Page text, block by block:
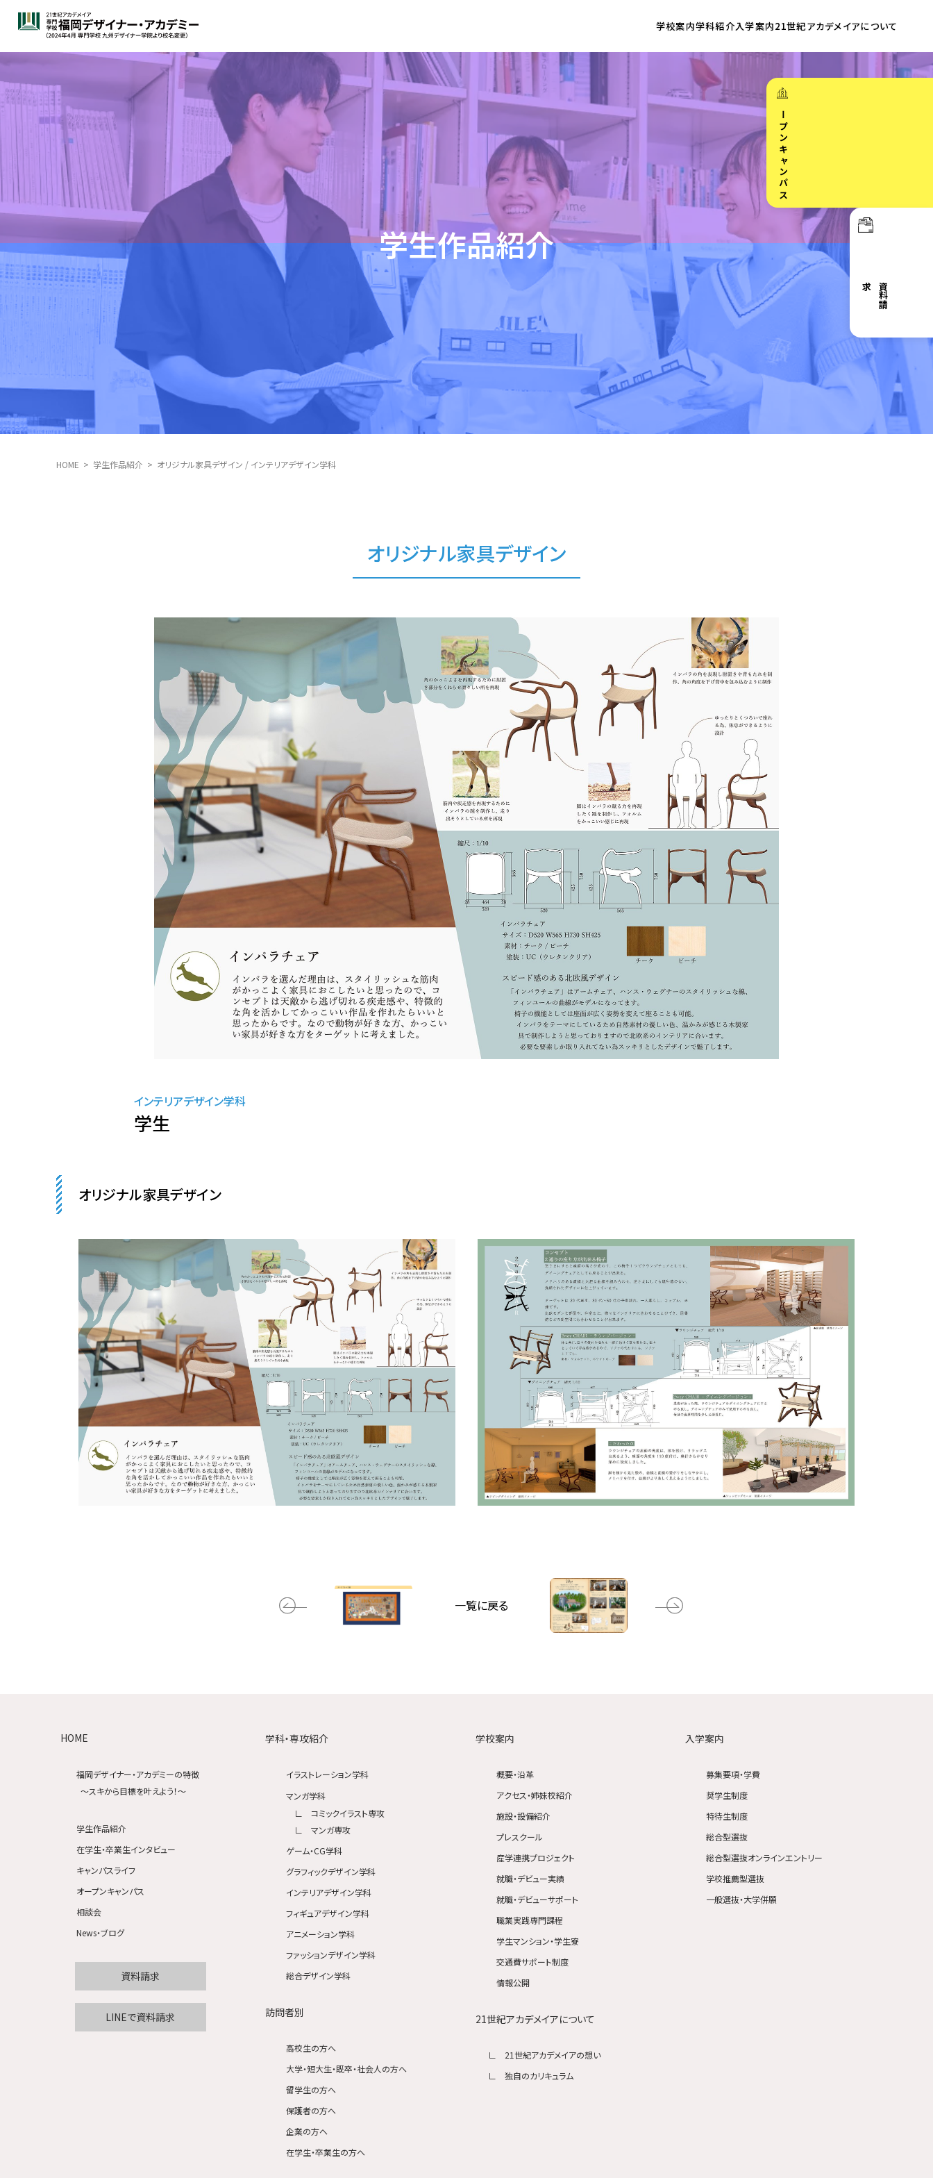
学生作品紹介
HOME 学生作品紹介 オリジナル家具デザイン / インテリアデザイン学科
オリジナル家具デザイン
インテリアデザイン学科
学生
オリジナル家具デザイン
一覧に戻る
オープンキャンパス
資
料
請
求
学校案内学科紹介入学案内21世紀アカデメイアについて
HOME
福岡デザイナー・アカデミーの特徴
〜スキから目標を叶えよう！〜
学生作品紹介
在学生・卒業生インタビュー
キャンパスライフ
オープンキャンパス
相談会
News・ブログ
資料請求
LINEで資料請求
学科・専攻紹介
イラストレーション学科
マンガ学科
コミックイラスト専攻
マンガ専攻
ゲーム・CG学科
グラフィックデザイン学科
インテリアデザイン学科
フィギュアデザイン学科
アニメーション学科
ファッションデザイン学科
総合デザイン学科
訪問者別
高校生の方へ
大学・短大生・既卒・社会人の方へ
留学生の方へ
保護者の方へ
企業の方へ
在学生・卒業生の方へ
学校案内
概要・沿革
アクセス・姉妹校紹介
施設・設備紹介
プレスクール
産学連携プロジェクト
就職・デビュー実績
就職・デビューサポート
職業実践専門課程
学生マンション・学生寮
交通費サポート制度
情報公開
21世紀アカデメイアについて
21世紀アカデメイアの想い
独自のカリキュラム
入学案内
募集要項・学費
奨学生制度
特待生制度
総合型選抜
総合型選抜オンラインエントリー
学校推薦型選抜
一般選抜・大学併願